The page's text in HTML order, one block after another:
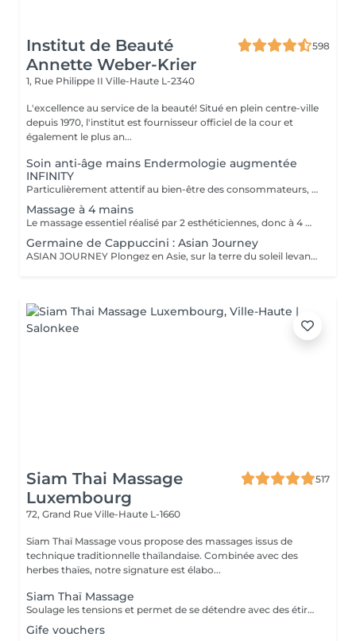
Institut de Beauté
Annette Weber-Krier
598
1, Rue Philippe II Ville-Haute L-2340
L'excellence au service de la beauté! Situé en plein centre-ville
depuis 1970, l'institut est fournisseur officiel de la cour et
également le plus an...
Soin anti-âge mains Endermologie augmentée
INFINITY
Particulièrement attentif au bien-être des consommateurs, ce nouveau protocole exclusif LPG® est l'alliance de la technicité, qui s'appuie sur la technologie brevetée de l'appareil CelluM6 Alliance® et de la sensorialité pour une efficacité immédiate et durable sur le corps. Et ce, grâce à une succession de manoeuvres réalisées à la fois par la tête de traitement Alliance®, la pose d'un masque et par les mains du praticien
Massage à 4 mains
Le massage essentiel réalisé par 2 esthéticiennes, donc à 4 mains est un massage du corps complet aux huiles essentielles, qui apporte une profonde relaxation. C'est une technique favorisant la circulation énergétique et qui réactive le métabolisme. C'est un massage où on retrouve le plaisir de donner et de recevoir. En fait c'est un mélange de différentes techniques : californienne, quant au rythme, la fluidité, manoeuvres enveloppantes, et suédoise, travail précis sur les différentes parties du corps.
Germaine de Cappuccini : Asian Journey
ASIAN JOURNEY Plongez en Asie, sur la terre du soleil levant, où chaque détail est conçu pour offrir harmonie et équilibre grâce à des soins exclusifs qui capturent l'esprit zen des anciens rituels japonais, infusés avec l'essence culturelle et cérémonielle du thé. La collection présente un parfum neuro-scientifiquement prouvé qui favorise l'harmonie et l'équilibre entre le corps et l'esprit. Des notes lactées enveloppantes s'associent à des bois crémeux sophistiqués et à des fruits exotiques. ACTIMOOD PROGRAM® : WELLBEINGMATCHA RENEWAL EXFOLIATION POUR LE CORPS Rituel d'exfoliation conçu pour révéler une peau douce et radieuse. Une formule exclusive à effet antioxydant qui enveloppe le corps d'une étreinte nourrissante et transformatrice. La caresse de sa texture gel extraordinaire permet une exfoliation aussi efficace qu'agréable. SERENITY SANCTUARY MASSAGE CORPOREL Inspiré du Shiatsu, une technique millénaire originaire du Japon, ce massage à effet relaxant vise à harmoniser le rythme naturel du corps en travaillant les méridiens énergétiques. La texture douce du lait de massage facilite le traitement, garantissant une glisse douce et agréable, tout en vous plongeant dans une atmosphère de profonde sérénité. ZEN CEREMONY RITUEL Conçu pour harmoniser le corps et l'esprit, ce rituel corporel associe la préparation et le soin de la peau à la philosophie orientale de l'équilibre holistique. Inspiré par le travail des méridiens énergétiques, il favorise un sentiment de bien-être total et profond.
Siam Thai Massage
Luxembourg
517
72, Grand Rue Ville-Haute L-1660
Siam Thaï Massage vous propose des massages issus de
technique traditionnelle thaïlandaise. Combinée avec des
herbes thaïes, notre signature est élabo...
Siam Thaï Massage
Soulage les tensions et permet de se détendre avec des étirements délicats de votre corps pour améliorer la mobilité et la flexibilité, suivie par les techniques de massage thaï par des pressions, sans utilisation dhuile.
Gife vouchers